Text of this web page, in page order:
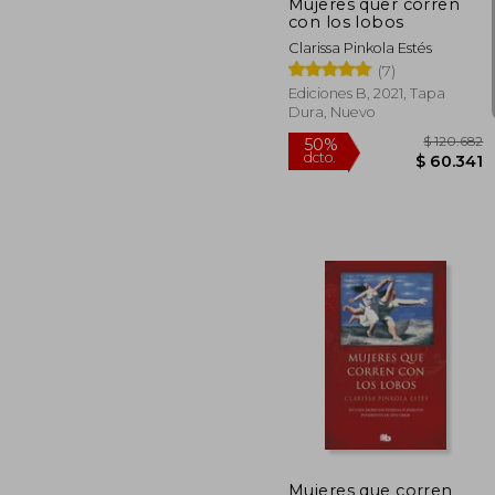
con los lobos
Clarissa Pinkola Estés
(7)
Ediciones B, 2021, Tapa
Dura, Nuevo
dcto.
Mujeres que corren